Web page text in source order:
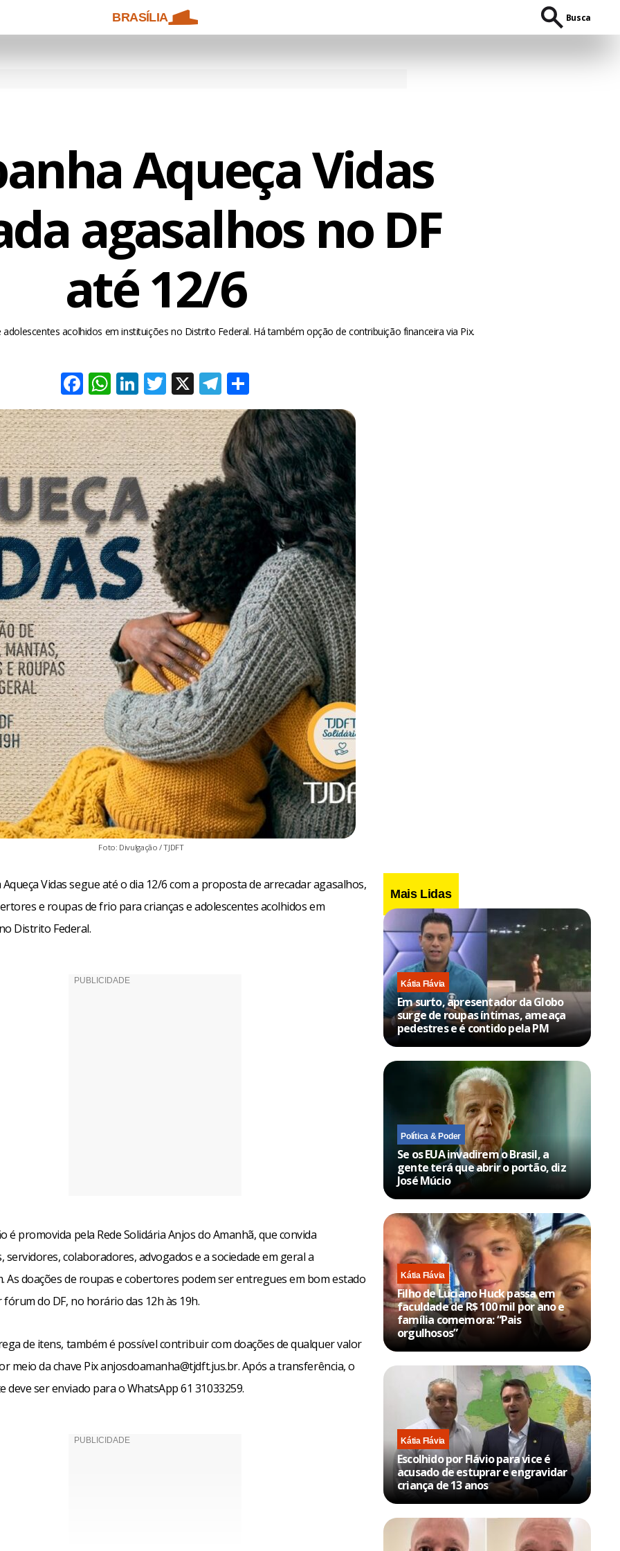
BRASÍLIA Busca
Aqueça Vidas
agasalhos no DF
até 12/6
acolhidos em instituições no Distrito Federal. Há também opção de contribuição financeira via Pix.
Facebook
WhatsApp
LinkedIn
Twitter
X Telegram
Foto: Divulgação / TJDFT
Vidas segue até o dia 12/6 com a proposta de arrecadar agasalhos,
e roupas de frio para crianças e adolescentes acolhidos em
Distrito Federal.
é promovida pela Rede Solidária Anjos do Amanhã, que convida
servidores, colaboradores, advogados e a sociedade em geral a
As doações de roupas e cobertores podem ser entregues em bom estado
do DF, no horário das 12h às 19h.
de itens, também é possível contribuir com doações de qualquer valor
meio da chave Pix anjosdoamanha@tjdft.jus.br. Após a transferência, o
deve ser enviado para o WhatsApp 61 31033259.
Mais Lidas
Kátia Flávia
Em surto, apresentador da Globo
surge de roupas íntimas, ameaça
pedestres e é contido pela PM
Política & Poder
Se os EUA invadirem o Brasil, a
gente terá que abrir o portão, diz
José Múcio
Kátia Flávia
Filho de Luciano Huck passa em
faculdade de R$ 100 mil por ano e
família comemora: “Pais
orgulhosos”
Kátia Flávia
Escolhido por Flávio para vice é
acusado de estuprar e engravidar
criança de 13 anos